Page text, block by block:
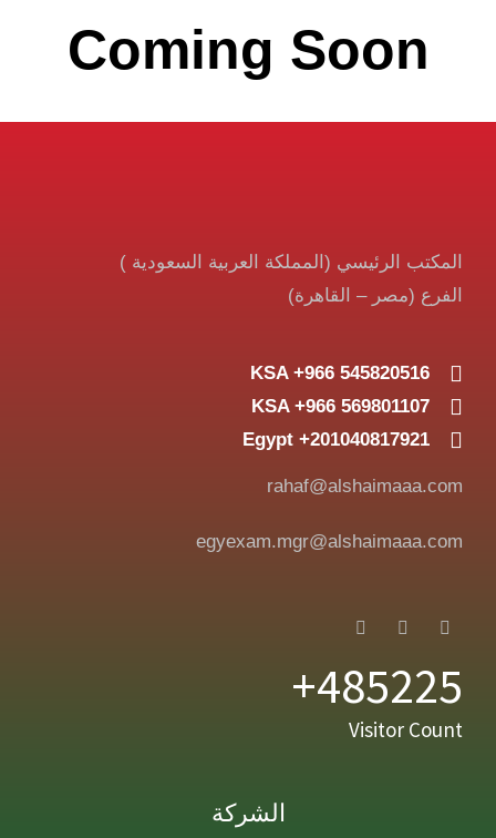
Coming Soon
المكتب الرئيسي (المملكة العربية السعودية )
الفرع (مصر – القاهرة)
KSA +966 545820516
KSA +966 569801107
Egypt +201040817921
rahaf@alshaimaaa.com
egyexam.mgr@alshaimaaa.com
485225+
Visitor Count
الشركة